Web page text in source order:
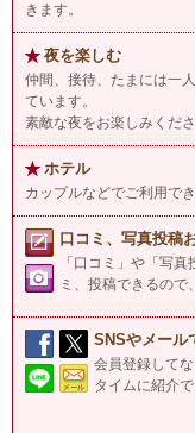
きます。
夜を楽しむ
仲間、接待、たまには一
ています。
素敵な夜をお楽しみくださ
ホテル
カップルなどでご利用で
口コミ、写真投稿
「口コミ」や「写
ミ、投稿できるので
SNSやメール
会員登録して
タイムに紹介で